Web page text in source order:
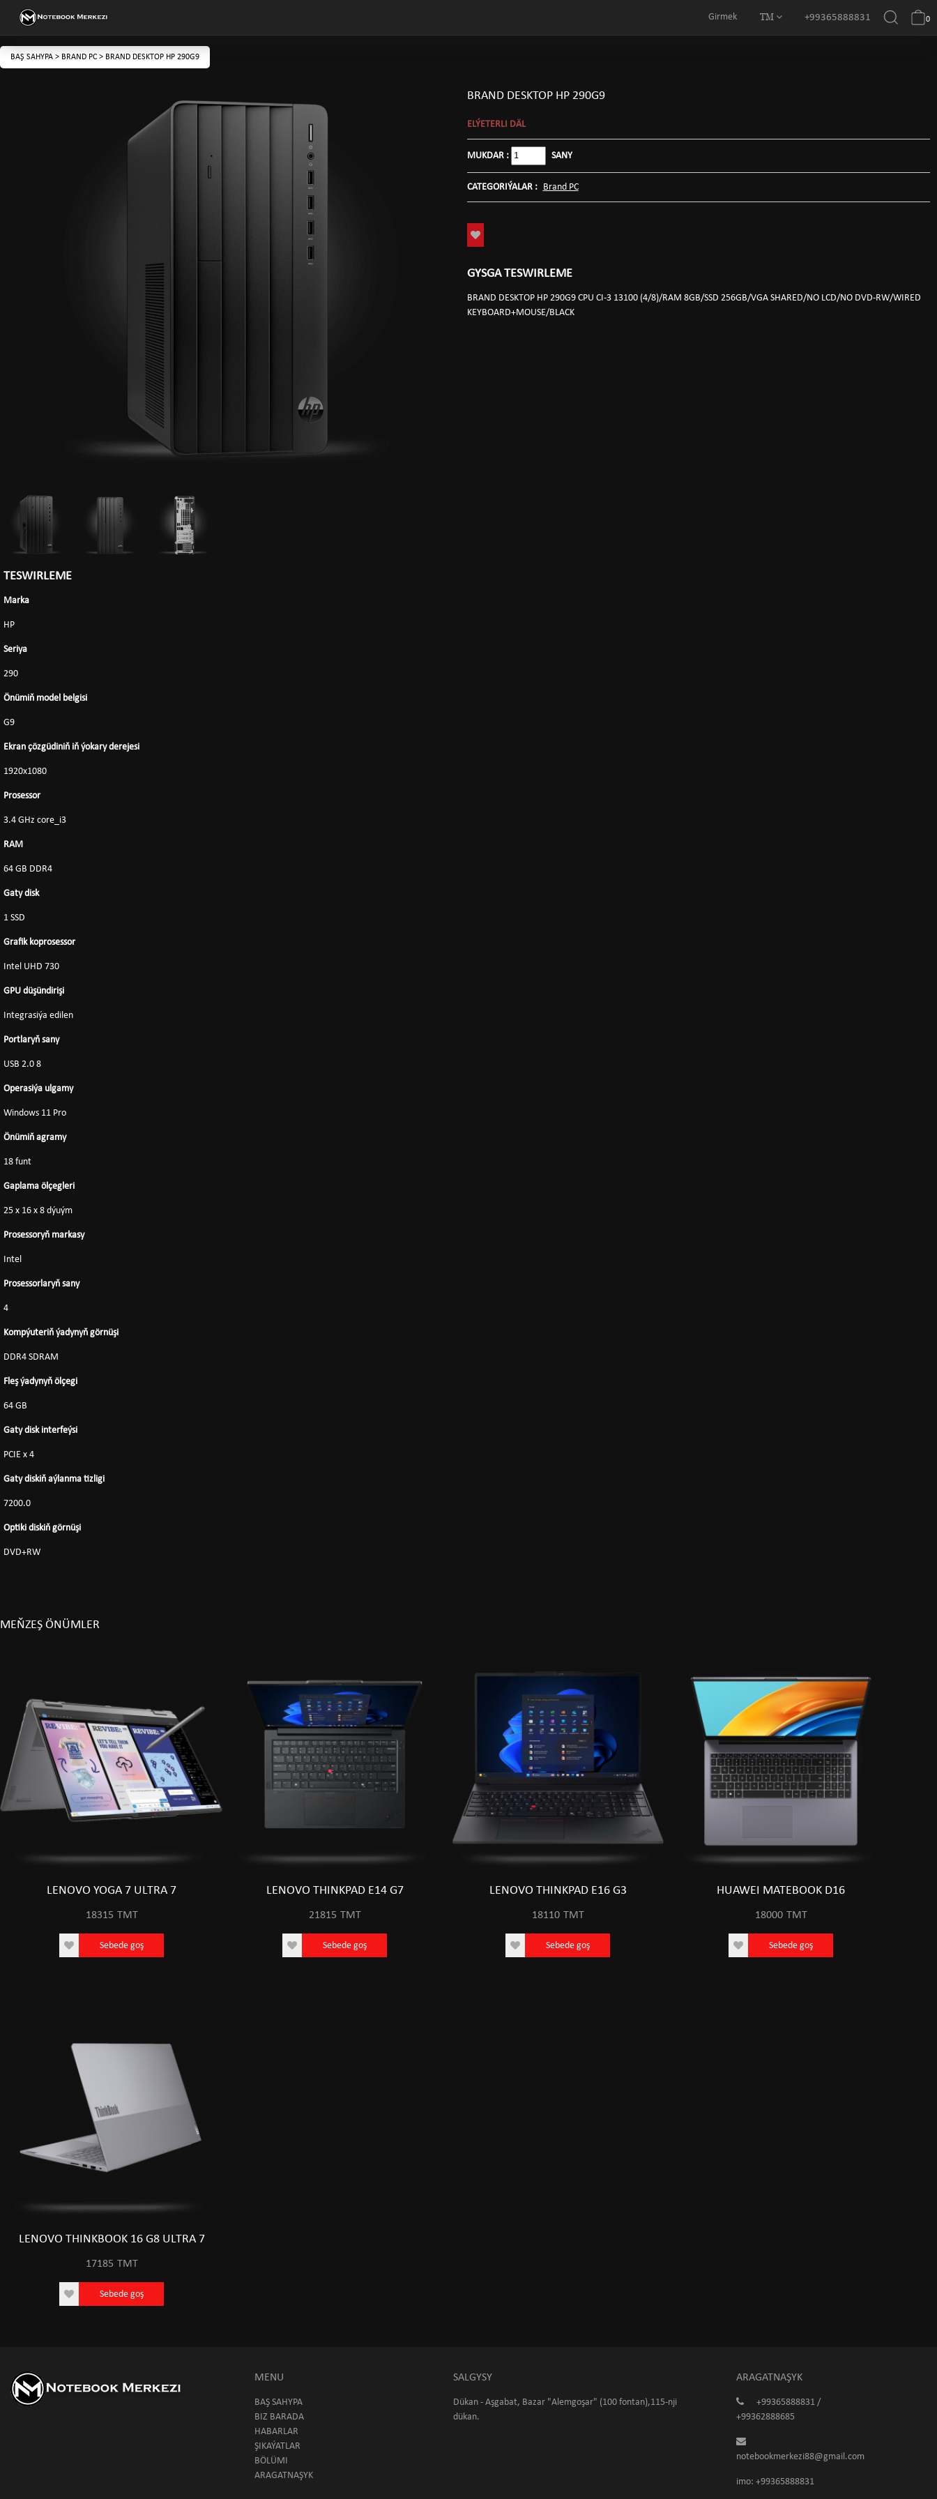
Girmek TM +99365888831 0
BAŞ SAHYPA > BRAND PC > BRAND DESKTOP HP 290G9
BRAND DESKTOP HP 290G9
ELÝETERLI DÄL
MUKDAR : SANY
CATEGORIÝALAR : Brand PC
GYSGA TESWIRLEME
BRAND DESKTOP HP 290G9 CPU CI-3 13100 (4/8)/RAM 8GB/SSD 256GB/VGA SHARED/NO LCD/NO DVD-RW/WIRED
KEYBOARD+MOUSE/BLACK
TESWIRLEME
Marka
HP
Seriya
290
Önümiň model belgisi
G9
Ekran çözgüdiniň iň ýokary derejesi
1920x1080
Prosessor
3.4 GHz core_i3
RAM
64 GB DDR4
Gaty disk
1 SSD
Grafik koprosessor
Intel UHD 730
GPU düşündirişi
Integrasiýa edilen
Portlaryň sany
USB 2.0 8
Operasiýa ulgamy
Windows 11 Pro
Önümiň agramy
18 funt
Gaplama ölçegleri
25 x 16 x 8 dýuým
Prosessoryň markasy
Intel
Prosessorlaryň sany
4
Kompýuteriň ýadynyň görnüşi
DDR4 SDRAM
Fleş ýadynyň ölçegi
64 GB
Gaty disk interfeýsi
PCIE x 4
Gaty diskiň aýlanma tizligi
7200.0
Optiki diskiň görnüşi
DVD+RW
MEŇZEŞ ÖNÜMLER
LENOVO YOGA 7 ULTRA 7
18315 TMT
Sebede goş
LENOVO THINKPAD E14 G7
21815 TMT
Sebede goş
LENOVO THINKPAD E16 G3
18110 TMT
Sebede goş
HUAWEI MATEBOOK D16
18000 TMT
Sebede goş
LENOVO THINKBOOK 16 G8 ULTRA 7
17185 TMT
Sebede goş
MENU
BAŞ SAHYPA
BIZ BARADA
HABARLAR
ŞIKAÝATLAR
BÖLÜMI
ARAGATNAŞYK
SALGYSY
Dükan - Aşgabat, Bazar "Alemgoşar" (100 fontan),115-nji
dükan.
ARAGATNAŞYK
+99365888831 /
+99362888685
notebookmerkezi88@gmail.com
imo: +99365888831